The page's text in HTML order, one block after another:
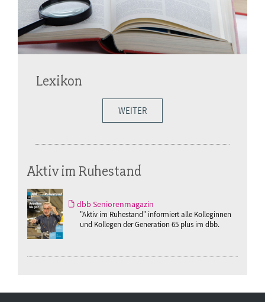
Lexikon
WEITER
Aktiv im Ruhestand
dbb Seniorenmagazin
"Aktiv im Ruhestand" informiert alle Kolleginnen
und Kollegen der Generation 65 plus im dbb.